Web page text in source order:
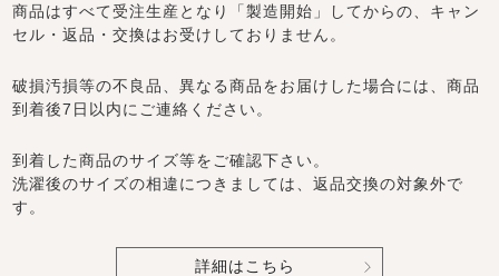
商品はすべて受注生産となり「製造開始」してからの、キャン
セル・返品・交換はお受けしておりません。
破損汚損等の不良品、異なる商品をお届けした場合には、商品
到着後7日以内にご連絡ください。
到着した商品のサイズ等をご確認下さい。
洗濯後のサイズの相違につきましては、返品交換の対象外で
す。
詳細はこちら